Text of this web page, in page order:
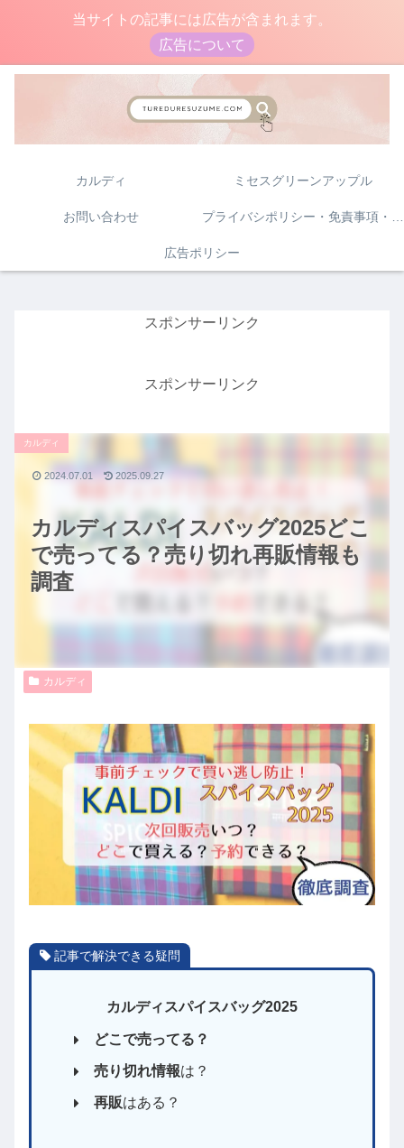
当サイトの記事には広告が含まれます。
広告について
カルディ ミセスグリーンアップル
お問い合わせ
広告ポリシー
スポンサーリンク
スポンサーリンク
カルディスパイスバッグ2025どこ
で売ってる？売り切れ再販情報も
調査
カルディ
2024.07.01 2025.09.27
カルディ
記事で解決できる疑問
カルディスパイスバッグ2025
どこで売ってる？
売り切れ情報は？
再販はある？